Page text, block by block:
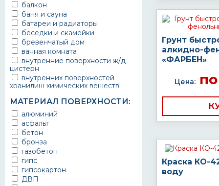
балкон
баня и сауна
батареи и радиаторы
беседки и скамейки
бревенчатый дом
ванная комната
внутренние поверхности ж/д
цистерн
внутренних поверхностей
хранилищ химических веществ
ворота
выхлопные системы
автомобилей
газопроводы
гараж
гидротехнические сооружения
городской транспорт
грузовые вагоны
двери металлические
МАТЕРИАЛ ПОВЕРХНОСТИ:
алюминий
асфальт
бетон
бронза
газобетон
гипс
гипсокартон
ДВП
Грунт
алкидно-
«ФАРБЕН»
Цена:по
Краска КО-
воду